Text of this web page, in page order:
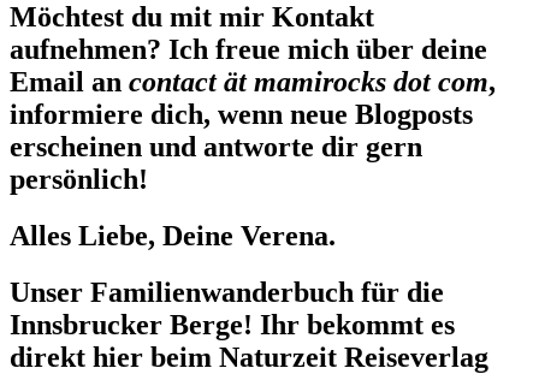
Möchtest du mit mir Kontakt
aufnehmen? Ich freue mich über deine
Email an contact ät mamirocks dot com,
informiere dich, wenn neue Blogposts
erscheinen und antworte dir gern
persönlich!
Alles Liebe, Deine Verena.
Unser Familienwanderbuch für die
Innsbrucker Berge! Ihr bekommt es
direkt hier beim Naturzeit Reiseverlag